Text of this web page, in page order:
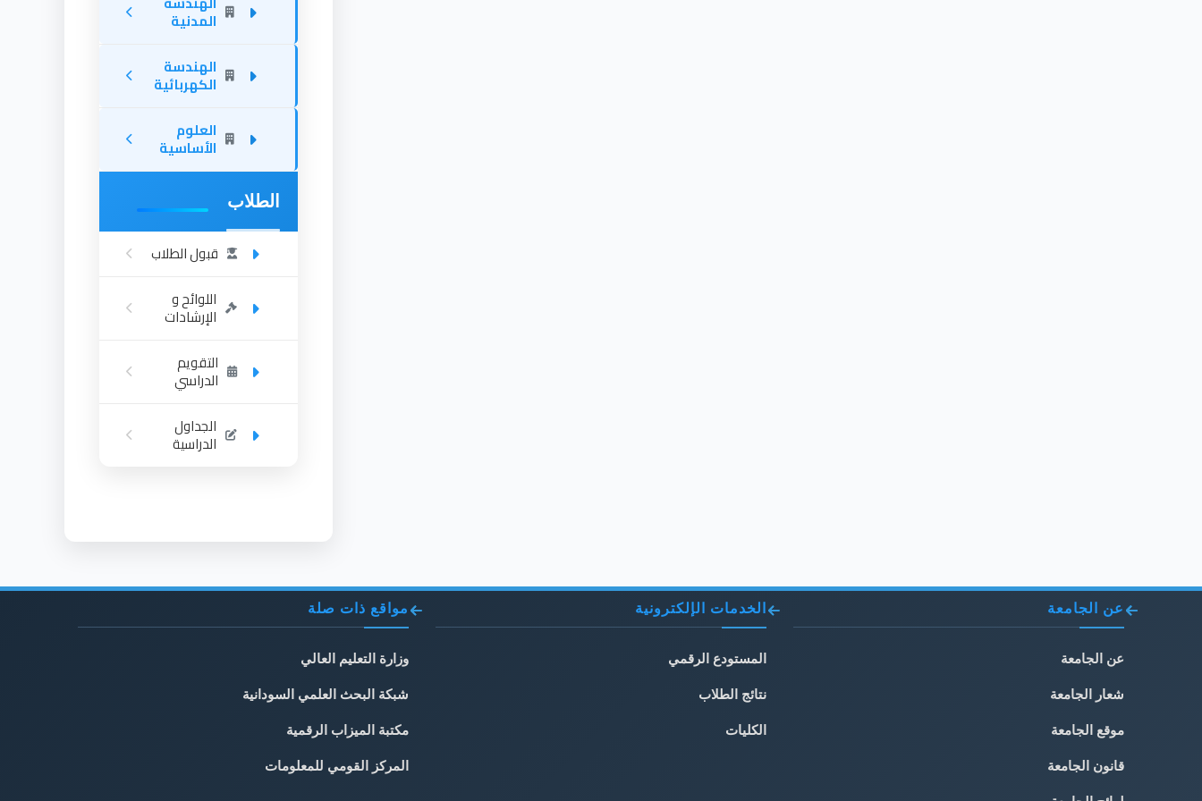
المدنية
الهندسة
الكهربائية
العلوم
الأساسية
الطلاب
قبول الطلاب
اللوائح و
الإرشادات
التقويم
الدراسي
الجداول
الدراسية
عن الجامعة
عن الجامعة
شعار الجامعة
موقع الجامعة
قانون الجامعة
الخدمات الإلكترونية
المستودع الرقمي
نتائج الطلاب
الكليات
مواقع ذات صلة
وزارة التعليم العالي
شبكة البحث العلمي السودانية
مكتبة الميزاب الرقمية
المركز القومي للمعلومات